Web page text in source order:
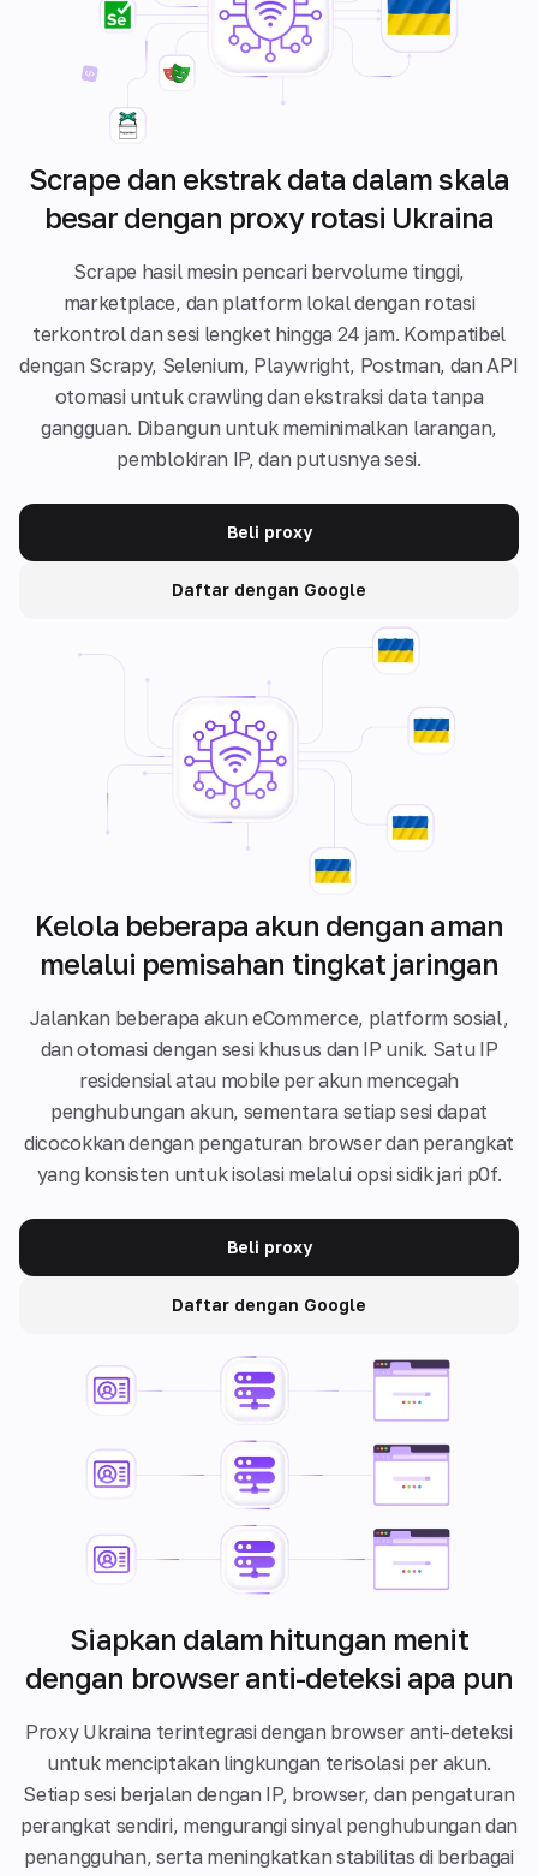
Scrape dan ekstrak data dalam skala
besar dengan proxy rotasi Ukraina
Scrape hasil mesin pencari bervolume tinggi,
marketplace, dan platform lokal dengan rotasi
terkontrol dan sesi lengket hingga 24 jam. Kompatibel
dengan Scrapy, Selenium, Playwright, Postman, dan API
otomasi untuk crawling dan ekstraksi data tanpa
gangguan. Dibangun untuk meminimalkan larangan,
pemblokiran IP, dan putusnya sesi.
Beli proxy
Daftar dengan Google
Kelola beberapa akun dengan aman
melalui pemisahan tingkat jaringan
Jalankan beberapa akun eCommerce, platform sosial,
dan otomasi dengan sesi khusus dan IP unik. Satu IP
residensial atau mobile per akun mencegah
penghubungan akun, sementara setiap sesi dapat
dicocokkan dengan pengaturan browser dan perangkat
yang konsisten untuk isolasi melalui opsi sidik jari p0f.
Beli proxy
Daftar dengan Google
Siapkan dalam hitungan menit
dengan browser anti-deteksi apa pun
Proxy Ukraina terintegrasi dengan browser anti-deteksi
untuk menciptakan lingkungan terisolasi per akun.
Setiap sesi berjalan dengan IP, browser, dan pengaturan
perangkat sendiri, mengurangi sinyal penghubungan dan
penangguhan, serta meningkatkan stabilitas di berbagai